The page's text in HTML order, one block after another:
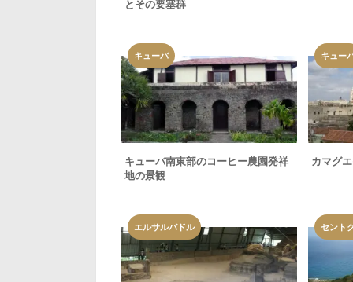
とその要塞群
キューバ
キューバ南東部のコーヒー農園発祥
地の景観
キュー
カマグ
エルサルバドル セント